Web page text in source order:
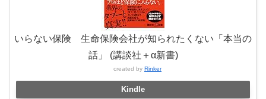
いらない保険 生命保険会社が知られたくない「本当の
話」 (講談社＋α新書)
created by Rinker
Kindle